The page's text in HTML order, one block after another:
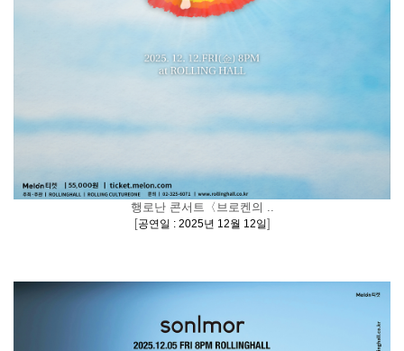
행로난 콘서트〈브로켄의 ..
[공연일 : 2025년 12월 12일]